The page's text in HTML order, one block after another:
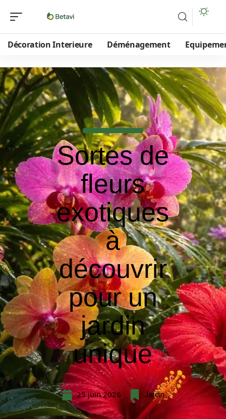
Décoration Interieure Déménagement
Sortes de
fleurs
exotiques
à
découvrir
pour un
jardin
unique
25 juin 2026 Jardin